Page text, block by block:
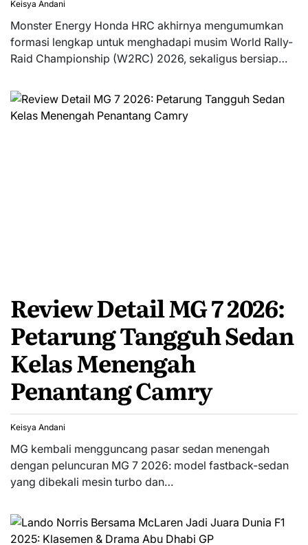
Keisya Andani
Monster Energy Honda HRC akhirnya mengumumkan
formasi lengkap untuk menghadapi musim World Rally-
Raid Championship (W2RC) 2026, sekaligus bersiap…
Review Detail MG 7 2026:
Petarung Tangguh Sedan
Kelas Menengah
Penantang Camry
Keisya Andani
MG kembali mengguncang pasar sedan menengah
dengan peluncuran MG 7 2026: model fastback-sedan
yang dibekali mesin turbo dan…